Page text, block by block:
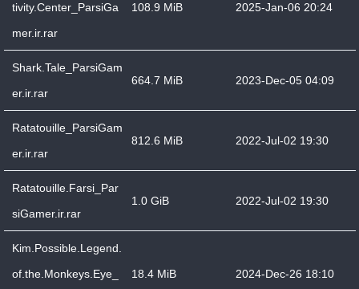
tivity.Center_ParsiGa
mer.ir.rar
108.9 MiB 2025-Jan-06 20:24
Shark.Tale_ParsiGam
er.ir.rar
664.7 MiB 2023-Dec-05 04:09
Ratatouille_ParsiGam
er.ir.rar
812.6 MiB 2022-Jul-02 19:30
Ratatouille.Farsi_Par
siGamer.ir.rar
1.0 GiB 2022-Jul-02 19:30
Kim.Possible.Legend.
of.the.Monkeys.Eye_
18.4 MiB 2024-Dec-26 18:10